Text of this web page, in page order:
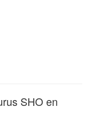
SHO en